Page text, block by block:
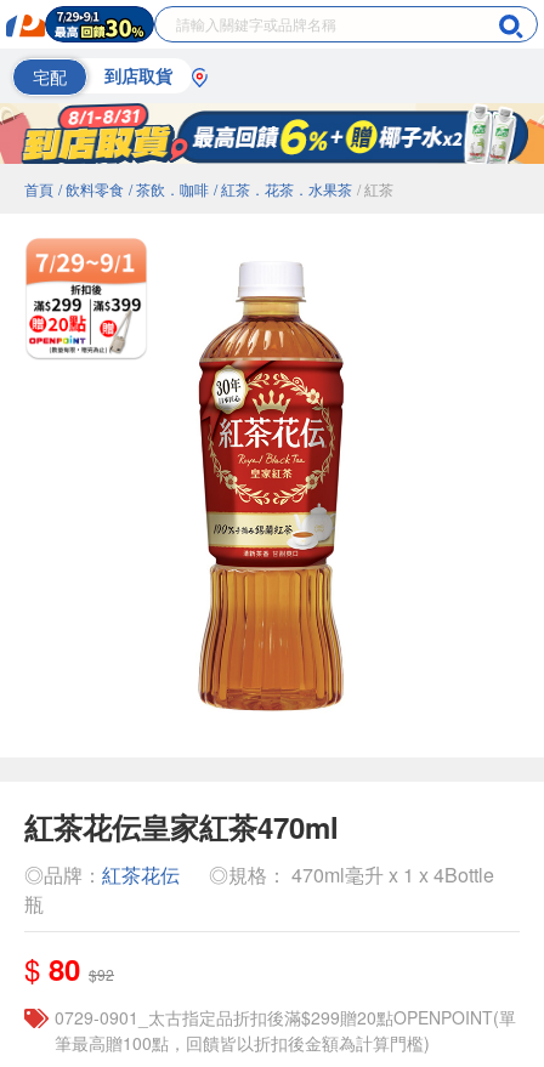
宅配 到店取貨
首頁 / 飲料零食 / 茶飲．咖啡 / 紅茶．花茶．水果茶 / 紅茶
紅茶花伝皇家紅茶470ml
◎品牌： 紅茶花伝
◎規格： 470ml毫升 x 1 x 4Bottle
瓶
$ 80 $92
0729-0901_太古指定品折扣後滿$299贈20點OPENPOINT(單
筆最高贈100點，回饋皆以折扣後金額為計算門檻)